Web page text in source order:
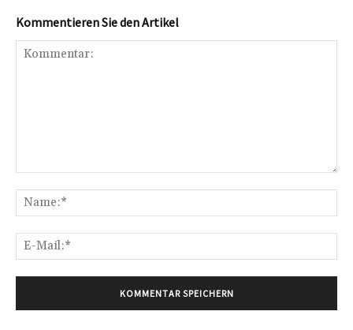
Kommentieren Sie den Artikel